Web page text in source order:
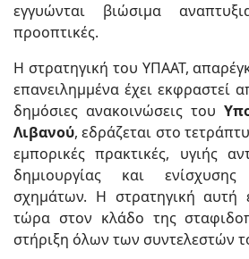
εγγυώνται βιώσιμα
προοπτικές.
Η στρατηγική του ΥΠΑΑΤ,
επανειλημμένα έχει εκφραστεί
δημόσιες ανακοινώσεις του
Λιβανού, εδράζεται στο
εμπορικές πρακτικές, υγιής
δημιουργίας και
σχημάτων. Η στρατηγική αυτή
τώρα στον κλάδο της
στήριξη όλων των συντελεστών